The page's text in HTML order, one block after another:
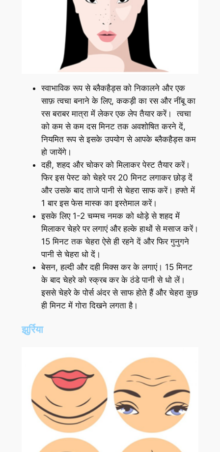
स्वाभाविक रूप से ब्लैकहैड्स को निकालने और एक
साफ़ त्वचा बनाने के लिए, ककड़ी का रस और नींबू का
रस बराबर मात्रा में लेकर एक लेप तैयार करें। त्वचा
को कम से कम दस मिनट तक अवशोषित करने दें,
नियमित रूप से इसके उपयोग से आपके ब्लैकहैड्स कम
हो जायेंगे।
दही, शहद और चोकर को मिलाकर पेस्ट तैयार करें।
फिर इस पेस्ट को चेहरे पर 20 मिनट लगाकर छोड़ दें
और उसके बाद ताजे पानी से चेहरा साफ करें। हफ्ते में
1 बार इस फेस मास्क का इस्तेमाल करें।
इसके लिए 1-2 चम्मच नमक को थोड़े से शहद में
मिलाकर चेहरे पर लगाएं और हल्के हाथों से मसाज करें।
15 मिनट तक चेहरा ऐसे ही रहने दें और फिर गुनुगने
पानी से चेहरा धो दें।
बेसन, हल्‍दी और दही मिक्‍स कर के लगाएं। 15 मिनट
के बाद चेहरे को स्‍क्रब कर के ठंडे पानी से धो लें।
इससे चेहरे के पोर्स अंदर से साफ होते हैं और चेहरा कुछ
ही मिनट में गोरा दिखने लगता है।
झुर्रिया